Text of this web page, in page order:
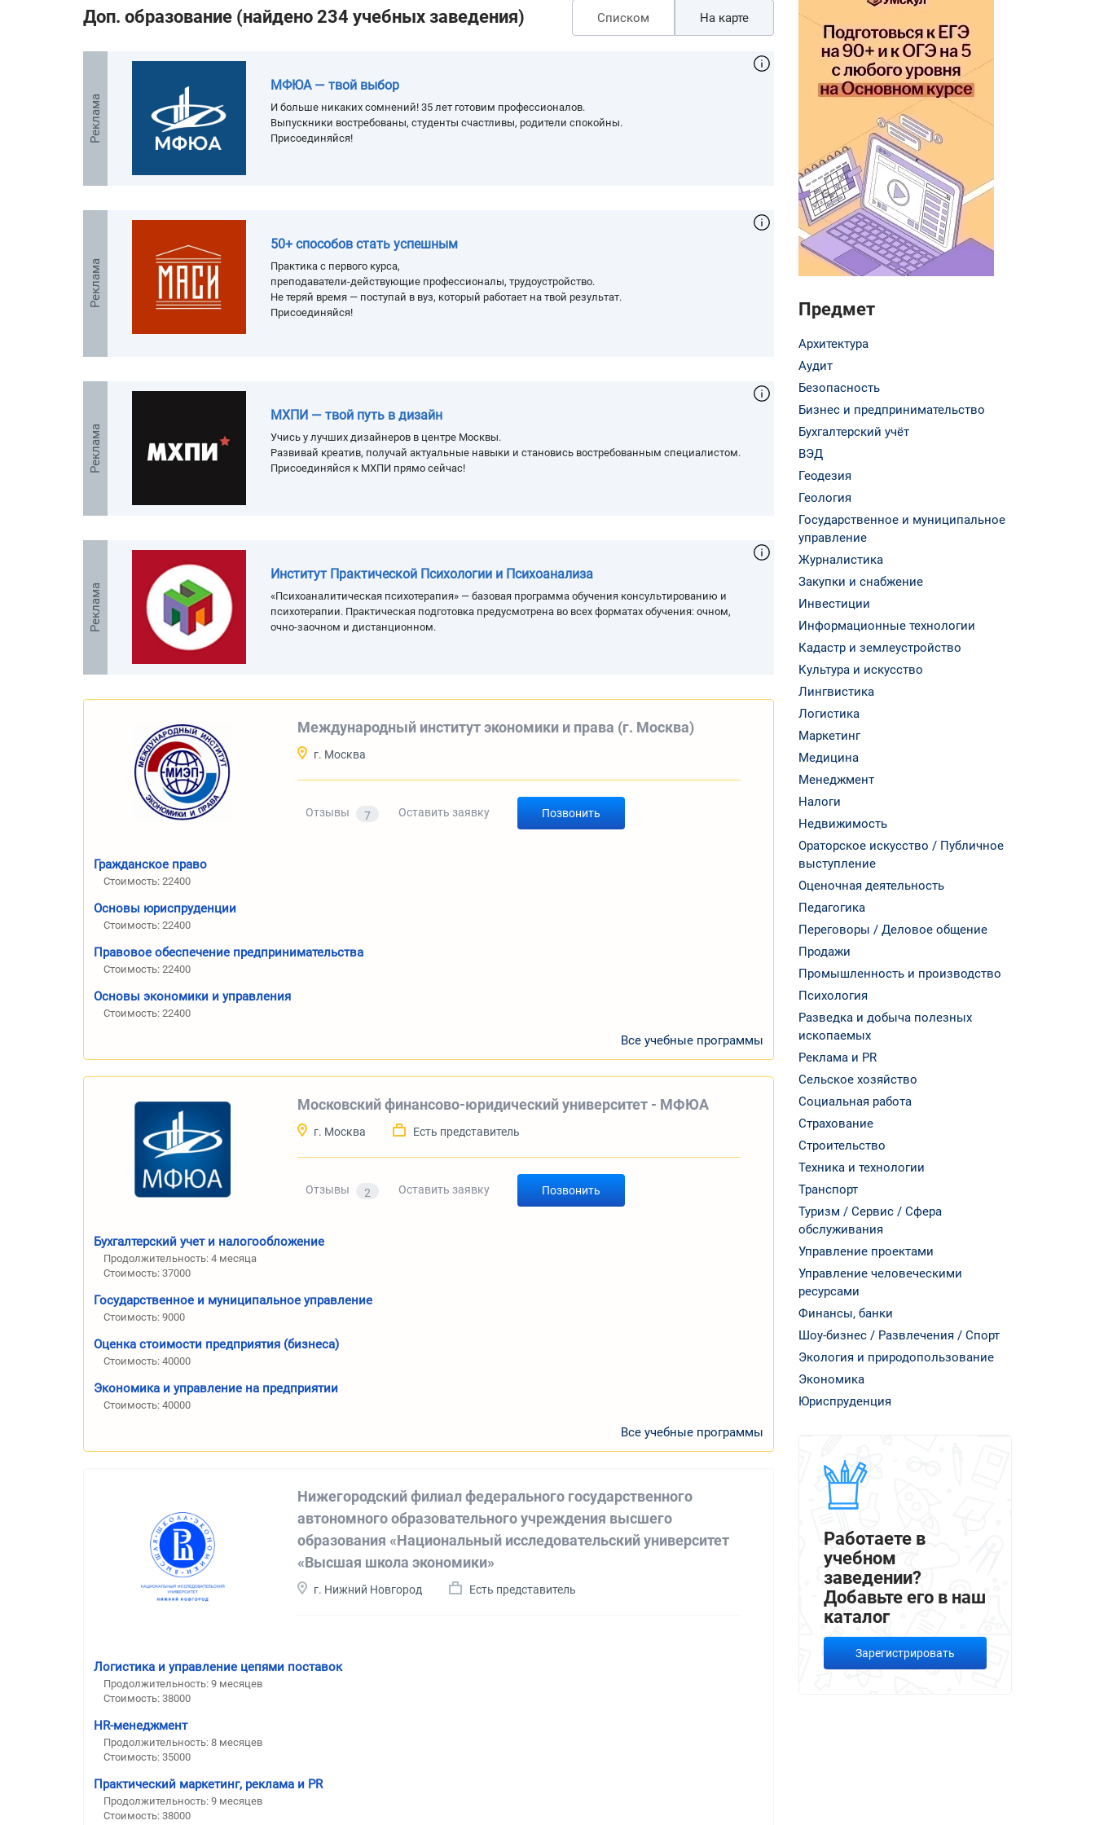
Доп. образование (найдено 234 учебных заведения) Списком На карте
Реклама
МФЮА — твой выбор
И больше никаких сомнений! 35 лет готовим профессионалов.
Выпускники востребованы, студенты счастливы, родители спокойны.
Присоединяйся!
Реклама
50+ способов стать успешным
Практика с первого курса,
преподаватели-действующие профессионалы, трудоустройство.
Не теряй время — поступай в вуз, который работает на твой результат.
Присоединяйся!
Реклама
МХПИ — твой путь в дизайн
Учись у лучших дизайнеров в центре Москвы.
Развивай креатив, получай актуальные навыки и становись востребованным специалистом.
Присоединяйся к МХПИ прямо сейчас!
Реклама
Институт Практической Психологии и Психоанализа
«Психоаналитическая психотерапия» — базовая программа обучения консультированию и
психотерапии. Практическая подготовка предусмотрена во всех форматах обучения: очном,
очно-заочном и дистанционном.
Международный институт экономики и права (г. Москва)
г. Москва
Отзывы 7 Оставить заявку Позвонить
Гражданское право
Стоимость: 22400
Основы юриспруденции
Стоимость: 22400
Правовое обеспечение предпринимательства
Стоимость: 22400
Основы экономики и управления
Стоимость: 22400
Все учебные программы
Московский финансово-юридический университет - МФЮА
г. Москва Есть представитель
Отзывы 2 Оставить заявку Позвонить
Бухгалтерский учет и налогообложение
Продолжительность: 4 месяца
Стоимость: 37000
Государственное и муниципальное управление
Стоимость: 9000
Оценка стоимости предприятия (бизнеса)
Стоимость: 40000
Экономика и управление на предприятии
Стоимость: 40000
Все учебные программы
Нижегородский филиал федерального государственного
автономного образовательного учреждения высшего
образования «Национальный исследовательский университет
«Высшая школа экономики»
г. Нижний Новгород Есть представитель
Логистика и управление цепями поставок
Продолжительность: 9 месяцев
Стоимость: 38000
HR-менеджмент
Продолжительность: 8 месяцев
Стоимость: 35000
Практический маркетинг, реклама и PR
Продолжительность: 9 месяцев
Стоимость: 38000
Предмет
Архитектура
Аудит
Безопасность
Бизнес и предпринимательство
Бухгалтерский учёт
ВЭД
Геодезия
Геология
Государственное и муниципальное
управление
Журналистика
Закупки и снабжение
Инвестиции
Информационные технологии
Кадастр и землеустройство
Культура и искусство
Лингвистика
Логистика
Маркетинг
Медицина
Менеджмент
Налоги
Недвижимость
Ораторское искусство / Публичное
выступление
Оценочная деятельность
Педагогика
Переговоры / Деловое общение
Продажи
Промышленность и производство
Психология
Разведка и добыча полезных
ископаемых
Реклама и PR
Сельское хозяйство
Социальная работа
Страхование
Строительство
Техника и технологии
Транспорт
Туризм / Сервис / Сфера
обслуживания
Управление проектами
Управление человеческими
ресурсами
Финансы, банки
Шоу-бизнес / Развлечения / Спорт
Экология и природопользование
Экономика
Юриспруденция
Работаете в
учебном
заведении?
Добавьте его в наш
каталог
Зарегистрировать